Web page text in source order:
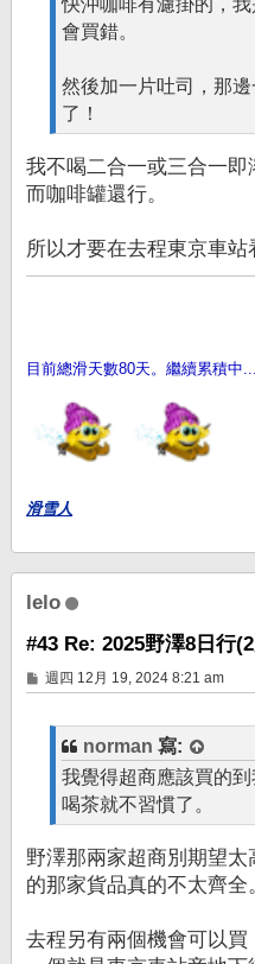
快沖咖啡有濾掛的，
會買錯。
然後加一片吐司，那
了！
我不喝二合一或三合一
而咖啡罐還行。
所以才要在去程東京車站
目前總滑天數80天。繼續累積中...
滑雪人
lelo
#43 Re: 2025野澤8日行
文
章
週四 12月 19, 2024 8:21 am
norman 寫:
我覺得超商應該買的
喝茶就不習慣了。
野澤那兩家超商別期望
的那家貨品真的不太齊全
去程另有兩個機會可以